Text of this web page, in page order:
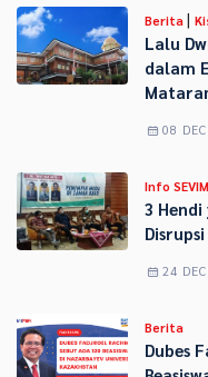
Berita |
Lalu
dalam
08
Info
3
Disrupsi
24
Berita
Dubes